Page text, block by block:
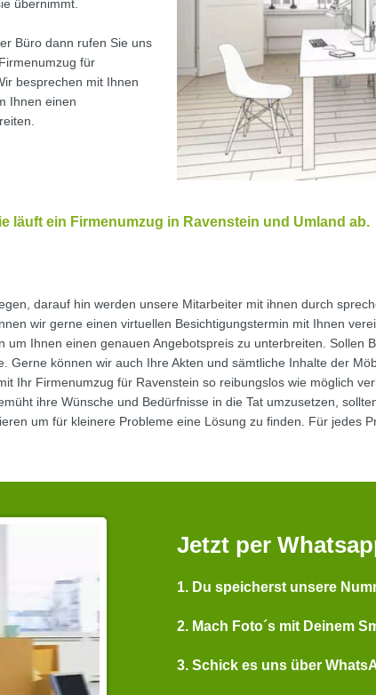
übernimmt.
Büro dann rufen Sie uns
für
besprechen mit Ihnen
Ihnen einen
läuft ein Firmenumzug in Ravenstein und Umland ab.
darauf hin werden unsere Mitarbeiter mit ihnen durch
wir gerne einen virtuellen Besichtigungstermin mit Ihnen
Ihnen einen genauen Angebotspreis zu unterbreiten. Sollen
Gerne können wir auch Ihre Akten und sämtliche Inhalte der
Ihr Firmenumzug für Ravenstein so reibungslos wie möglich
ihre Wünsche und Bedürfnisse in die Tat umzusetzen,
um für kleinere Probleme eine Lösung zu finden. Für jedes
Jetzt per
1. Du speicherst unsere
2. Mach Foto´s mit Deinem
3. Schick es uns über